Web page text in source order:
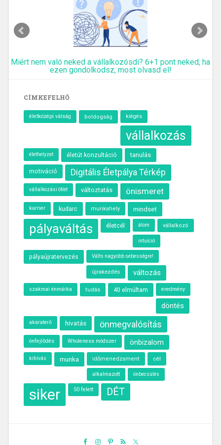
Miért nem való neked a vállalkozósdi? 6+1 pont neked, ha
ezen gondolkodsz, most olvasd el!
CÍMKEFELHŐ
életközépi válság boldogság kiégés
vállalkozás
élethelyzet életút konzultáció tanulás
motiváció Digitális Életpálya Térkép
vállalkozási ötlet változtatás önismeret
karrier kudarc munkahely mindset
pályaváltás életcél álom vállalkozó
intuíció
pályaújratervezés Válts nagyobb sebességre!
újrakezdés változás
szakmai énmárka tudás 40 elmúltam eredmény
döntés
akaraterő hivatás önmegvalósítás
önfejlődés Wholeness módszer önbizalom
kihívás munka időmenedzsment cél
alkalmazott önbecsülés
siker 50 felett DÉT